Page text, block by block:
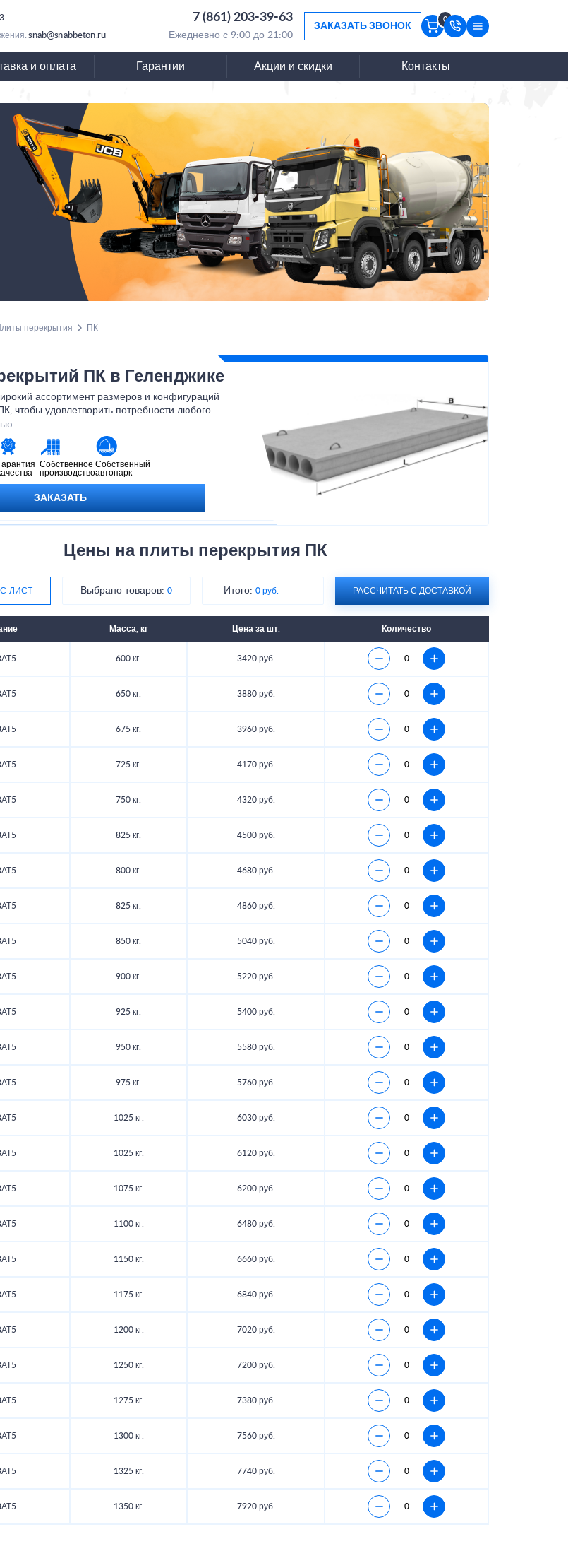
7 (861) 203-39-63
snab@snabbeton.ru Ежедневно с 9:00 до 21:00
ЗАКАЗАТЬ ЗВОНОК
0
и оплата Гарантии Акции и скидки Контакты
перекрытия ПК
ПК в Геленджике
ассортимент размеров и конфигураций
чтобы удовлетворить потребности любого
экспертов всегда готова помочь вам выбрать
и предоставить профессиональную
возможность улучшить качество и
строительного проекта с нашими бетонными
ПК. Свяжитесь с нами сегодня, чтобы получить
Собственное
производство
Собственный
автопарк
ЗАКАЗАТЬ
Цены на плиты перекрытия ПК
ЛИСТ Выбрано товаров: 0 Итого:0 руб. РАССЧИТАТЬ С ДОСТАВКОЙ
Масса, кг Цена за шт. Количество
600 кг. 3420 руб.
650 кг. 3880 руб.
675 кг. 3960 руб.
725 кг. 4170 руб.
750 кг. 4320 руб.
825 кг. 4500 руб.
800 кг. 4680 руб.
825 кг. 4860 руб.
850 кг. 5040 руб.
900 кг. 5220 руб.
925 кг. 5400 руб.
950 кг. 5580 руб.
975 кг. 5760 руб.
1025 кг. 6030 руб.
1025 кг. 6120 руб.
1075 кг. 6200 руб.
1100 кг. 6480 руб.
1150 кг. 6660 руб.
1175 кг. 6840 руб.
1200 кг. 7020 руб.
1250 кг. 7200 руб.
1275 кг. 7380 руб.
1300 кг. 7560 руб.
1325 кг. 7740 руб.
1350 кг. 7920 руб.